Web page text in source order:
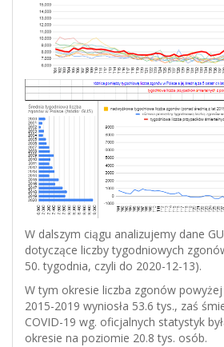
W dalszym ciągu analizujemy dane
dotyczące liczby tygodniowych
50. tygodnia, czyli do 2020-12-13).
W tym okresie liczba zgonów
2015-2019 wyniosła 53.6 tys., zaś
COVID-19 wg. oficjalnych statystyk
okresie na poziomie 20.8 tys. osób.